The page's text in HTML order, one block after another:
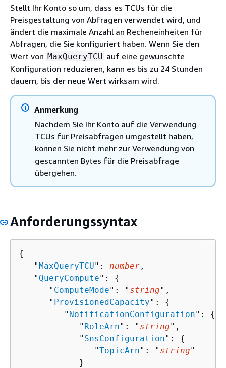
Stellt Ihr Konto so um, dass es TCUs für die
Preisgestaltung von Abfragen verwendet wird, und
ändert die maximale Anzahl an Recheneinheiten für
Abfragen, die Sie konfiguriert haben. Wenn Sie den
Wert von MaxQueryTCU auf eine gewünschte
Konfiguration reduzieren, kann es bis zu 24 Stunden
dauern, bis der neue Wert wirksam wird.
Anmerkung
Nachdem Sie Ihr Konto auf die Verwendung
TCUs für Preisabfragen umgestellt haben,
können Sie nicht mehr zur Verwendung von
gescannten Bytes für die Preisabfrage
übergehen.
Anforderungssyntax
{
   "
MaxQueryTCU": number ,
   "
QueryCompute": {
      "
ComputeMode": " string",
      "
ProvisionedCapacity": {
         "
NotificationConfiguration": {
            "
RoleArn": " string",
            "
SnsConfiguration": {
               "
TopicArn": " string"
            }